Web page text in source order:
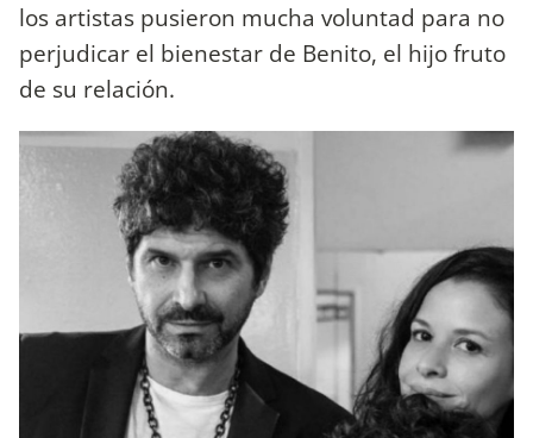
los artistas pusieron mucha voluntad para no
perjudicar el bienestar de Benito, el hijo fruto
de su relación.